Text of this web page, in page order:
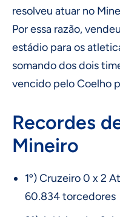
resolveu atuar no
Por essa razão,
estádio para os
somando dos dois
vencido pelo Coelho
Recordes
Mineiro
1º) Cruzeiro 0 x 2
60.834 torcedores